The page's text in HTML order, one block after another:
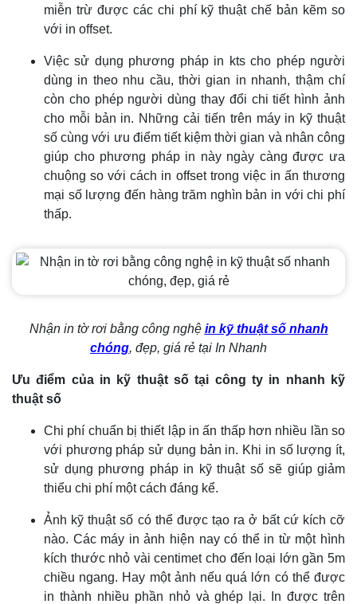
miễn trừ được các chi phí kỹ thuật chế bản kẽm so
với in offset.
Việc sử dụng phương pháp in kts cho phép người
dùng in theo nhu cầu, thời gian in nhanh, thậm chí
còn cho phép người dùng thay đổi chi tiết hình ảnh
cho mỗi bản in. Những cải tiến trên máy in kỹ thuật
số cùng với ưu điểm tiết kiệm thời gian và nhân công
giúp cho phương pháp in này ngày càng được ưa
chuộng so với cách in offset trong việc in ấn thương
mại số lượng đến hàng trăm nghìn bản in với chi phí
thấp.
Nhận in tờ rơi bằng công nghệ in kỹ thuật số nhanh
chóng, đẹp, giá rẻ tại In Nhanh
Ưu điểm của in kỹ thuật số tại công ty in nhanh kỹ
thuật số
Chi phí chuẩn bị thiết lập in ấn thấp hơn nhiều lần so
với phương pháp sử dụng bản in. Khi in số lượng ít,
sử dụng phương pháp in kỹ thuật số sẽ giúp giảm
thiểu chi phí một cách đáng kể.
Ảnh kỹ thuật số có thể được tạo ra ở bất cứ kích cỡ
nào. Các máy in ảnh hiện nay có thể in từ một hình
kích thước nhỏ vài centimet cho đến loại lớn gần 5m
chiều ngang. Hay một ảnh nếu quá lớn có thể được
in thành nhiều phần nhỏ và ghép lại. In được trên